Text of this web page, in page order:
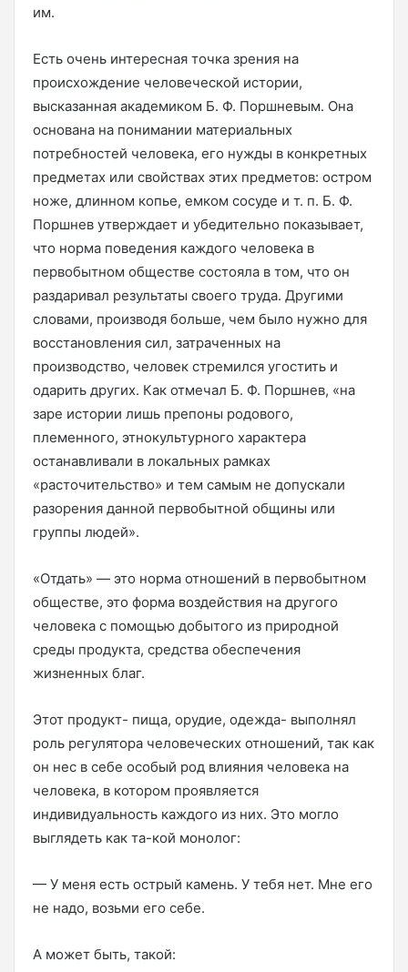
им.
Есть очень интересная точка зрения на
происхождение человеческой истории,
высказанная академиком Б. Ф. Поршневым. Она
основана на понимании материальных
потребностей человека, его нужды в конкретных
предметах или свойствах этих предметов: остром
ноже, длинном копье, емком сосуде и т. п. Б. Ф.
Поршнев утверждает и убедительно показывает,
что норма поведения каждого человека в
первобытном обществе состояла в том, что он
раздаривал результаты своего труда. Другими
словами, производя больше, чем было нужно для
восстановления сил, затраченных на
производство, человек стремился угостить и
одарить других. Как отмечал Б. Ф. Поршнев, «на
заре истории лишь препоны родового,
племенного, этнокультурного характера
останавливали в локальных рамках
«расточительство» и тем самым не допускали
разорения данной первобытной общины или
группы людей».
«Отдать» — это норма отношений в первобытном
обществе, это форма воздействия на другого
человека с помощью добытого из природной
среды продукта, средства обеспечения
жизненных благ.
Этот продукт- пища, орудие, одежда- выполнял
роль регулятора человеческих отношений, так как
он нес в себе особый род влияния человека на
человека, в котором проявляется
индивидуальность каждого из них. Это могло
выглядеть как та-кой монолог:
— У меня есть острый камень. У тебя нет. Мне его
не надо, возьми его себе.
А может быть, такой: